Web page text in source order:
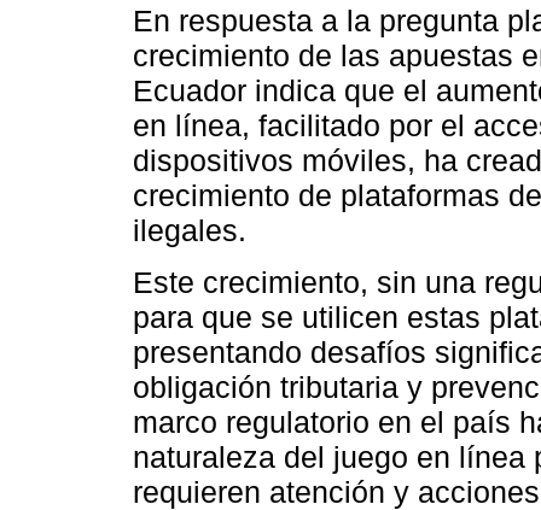
En respuesta a la pregunta
crecimiento de las apuestas
Ecuador indica que el
en línea, facilitado por el
dispositivos móviles, ha
crecimiento de plataformas
ilegales.
Este crecimiento, sin una
para que se utilicen estas
presentando desafíos
obligación tributaria y
marco regulatorio en el país
naturaleza del juego en línea
requieren atención y